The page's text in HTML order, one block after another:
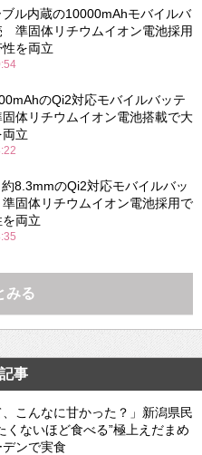
ル内蔵の10000mAhモバイルバ
準固体リチウムイオン電池採用
を両立
のQi2対応モバイルバッテ
体リチウムイオン電池搭載で大
立
8.3mmのQi2対応モバイルバッ
固体リチウムイオン電池採用で
両立
みる
事
、こんなに甘かった？」新潟県民
くないほど食べる”極上えだまめ
ンで実食